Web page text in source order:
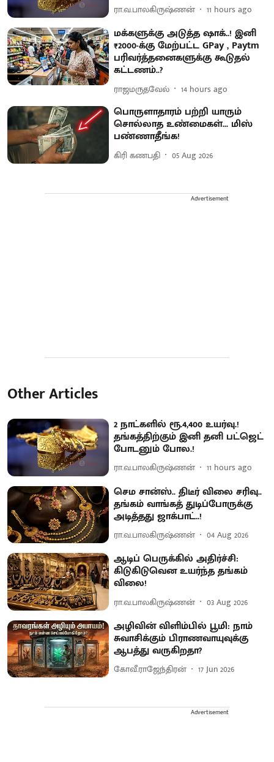
ரா.வ.பாலகிருஷ்ணன் 11 hours ago
மக்களுக்கு அடுத்த ஷாக்..! இனி
₹2000-க்கு மேற்பட்ட GPay , Paytm
பரிவர்த்தனைகளுக்கு கூடுதல்
கட்டணம்..?
ராஜமருதவேல் 14 hours ago
பொருளாதாரம் பற்றி யாரும்
சொல்லாத உண்மைகள்... மிஸ்
பண்ணாதீங்க!
கிரி கணபதி 05 Aug 2026
Advertisement
Other Articles
2 நாட்களில் ரூ.4,400 உயர்வு.!
தங்கத்திற்கும் இனி தனி பட்ஜெட்
போடனும் போல.!
ரா.வ.பாலகிருஷ்ணன் 11 hours ago
செம சான்ஸ்.. திடீர் விலை சரிவு..
தங்கம் வாங்கத் துடிப்போருக்கு
அடித்தது ஜாக்பாட்..!
ரா.வ.பாலகிருஷ்ணன் 04 Aug 2026
ஆடிப் பெருக்கில் அதிர்ச்சி:
கிடுகிடுவென உயர்ந்த தங்கம்
விலை!
ரா.வ.பாலகிருஷ்ணன் 03 Aug 2026
அழிவின் விளிம்பில் பூமி: நாம்
சுவாசிக்கும் பிராணவாயுவுக்கு
ஆபத்து வருகிறதா?
கோவீ.ராஜேந்திரன் 17 Jun 2026
Advertisement